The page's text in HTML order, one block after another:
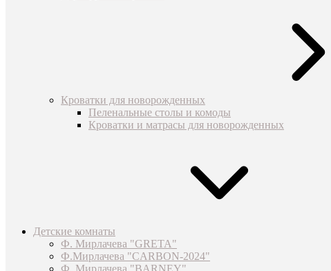
Кроватки для новорожденных
Пеленальные столы и комоды
Кроватки и матрасы для новорожденных
Детские комнаты
Ф. Мирлачева "GRETA"
Ф.Мирлачева "CARBON-2024"
Ф. Мирлачева "BARNEY"